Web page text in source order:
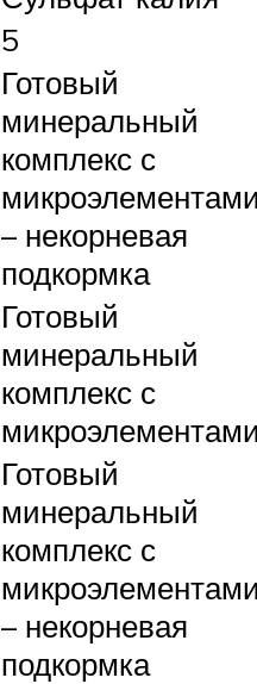
5
Готовый
минеральный
комплекс с
– некорневая
подкормка
Готовый
минеральный
комплекс с
Готовый
минеральный
комплекс с
– некорневая
подкормка